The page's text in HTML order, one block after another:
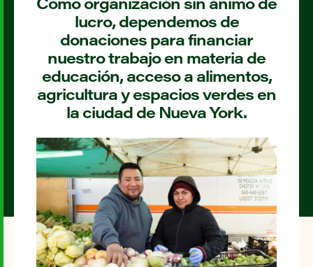
lucro, dependemos de
donaciones para financiar
nuestro trabajo en materia de
educación, acceso a alimentos,
agricultura y espacios verdes en
la ciudad de Nueva York.